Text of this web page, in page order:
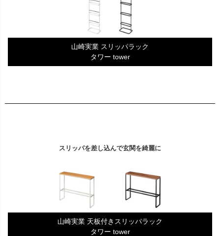
山崎実業 スリッパラック
タワー tower
スリッパを差し込んで玄関を綺麗に
山崎実業 天板付きスリッパラック
タワー tower